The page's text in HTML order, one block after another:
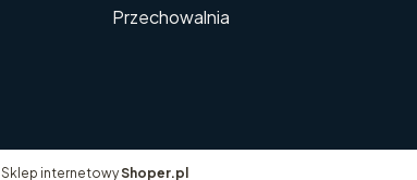
Przechowalnia
Sklep internetowyShoper.pl